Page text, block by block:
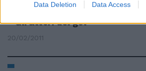
Data Deletion Data Access
Gli attori del gol
20/02/2011